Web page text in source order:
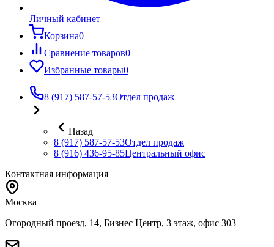
Личный кабинет
Корзина0
Сравнение товаров0
Избранные товары0
8 (917) 587-57-53Отдел продаж
Назад
8 (917) 587-57-53Отдел продаж
8 (916) 436-95-85Центральный офис
Контактная информация
Москва
Огородный проезд, 14, Бизнес Центр, 3 этаж, офис 303